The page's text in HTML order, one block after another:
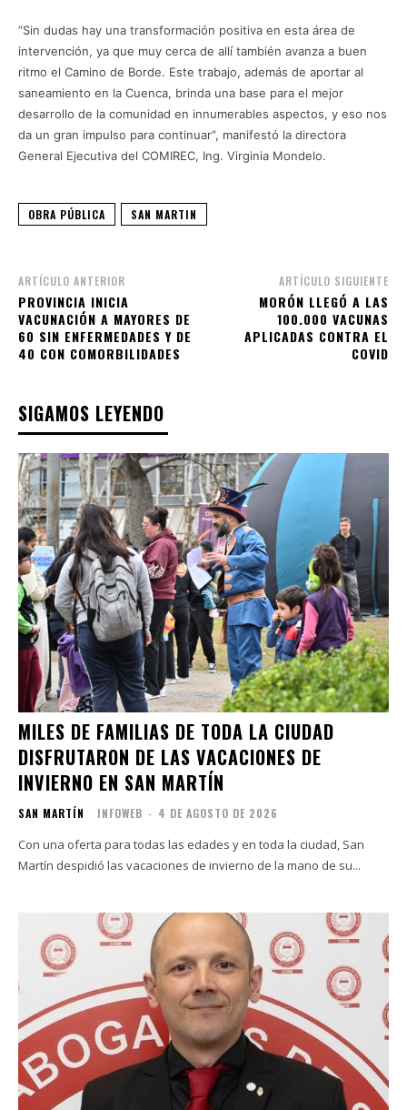
“Sin dudas hay una transformación positiva en esta área de
intervención, ya que muy cerca de allí también avanza a buen
ritmo el Camino de Borde. Este trabajo, además de aportar al
saneamiento en la Cuenca, brinda una base para el mejor
desarrollo de la comunidad en innumerables aspectos, y eso nos
da un gran impulso para continuar”, manifestó la directora
General Ejecutiva del COMIREC, Ing. Virginia Mondelo.
OBRA PÚBLICA SAN MARTIN
ARTÍCULO ANTERIOR
PROVINCIA INICIA
VACUNACIÓN A MAYORES DE
60 SIN ENFERMEDADES Y DE
40 CON COMORBILIDADES
ARTÍCULO SIGUIENTE
MORÓN LLEGÓ A LAS
100.000 VACUNAS
APLICADAS CONTRA EL
COVID
SIGAMOS LEYENDO
MILES DE FAMILIAS DE TODA LA CIUDAD
DISFRUTARON DE LAS VACACIONES DE
INVIERNO EN SAN MARTÍN
SAN MARTÍN INFOWEB - 4 DE AGOSTO DE 2026
Con una oferta para todas las edades y en toda la ciudad, San
Martín despidió las vacaciones de invierno de la mano de su...